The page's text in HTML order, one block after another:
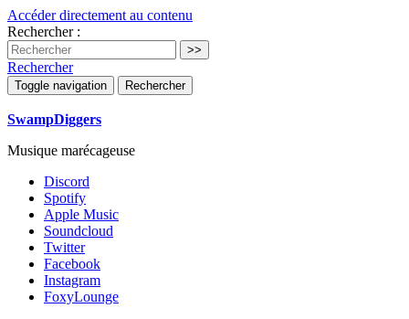
Accéder directement au contenu
Rechercher :
Rechercher
Toggle navigation Rechercher
SwampDiggers
Musique marécageuse
Discord
Spotify
Apple Music
Soundcloud
Twitter
Facebook
Instagram
FoxyLounge